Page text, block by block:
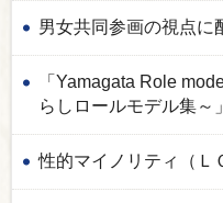
男女共同参画の視点に
「Yamagata Role
らしロールモデル集～」
性的マイノリティ（Ｌ